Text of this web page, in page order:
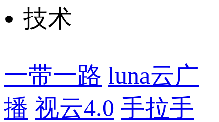
技术
一带一路 luna云广
播 视云4.0 手拉手